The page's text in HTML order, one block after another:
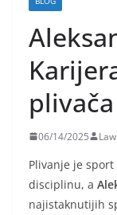
plivača
06/14/2025
Plivanje je
disciplinu, a
najistaknutijih